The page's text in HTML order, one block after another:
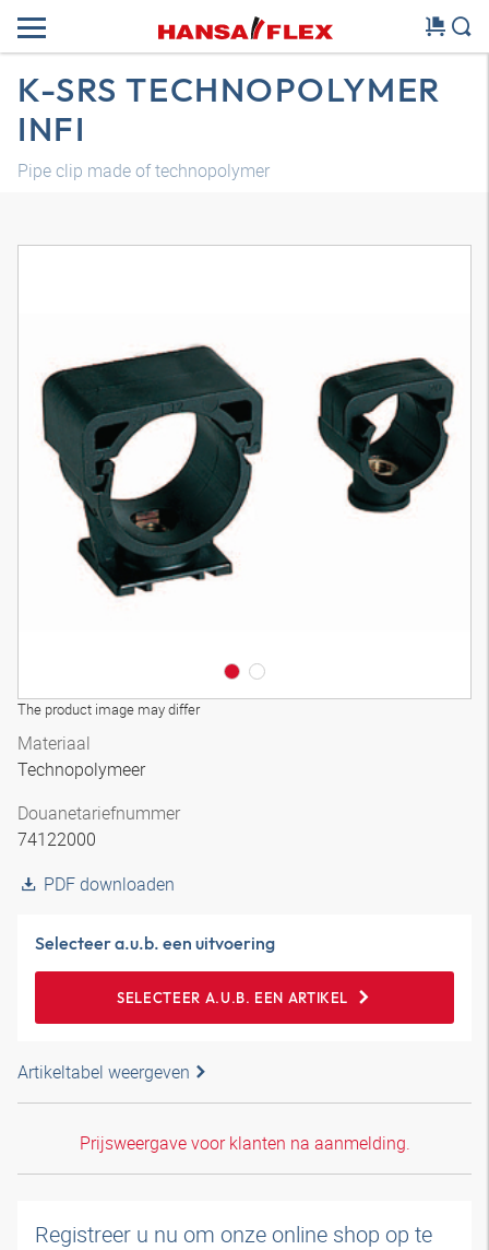
K-SRS TECHNOPOLYMER
INFI
Pipe clip made of technopolymer
The product image may differ
Materiaal
Technopolymeer
Douanetariefnummer
74122000
PDF downloaden
Selecteer a.u.b. een uitvoering
SELECTEER A.U.B. EEN ARTIKEL
Artikeltabel weergeven
Prijsweergave voor klanten na aanmelding.
Registreer u nu om onze online shop op te